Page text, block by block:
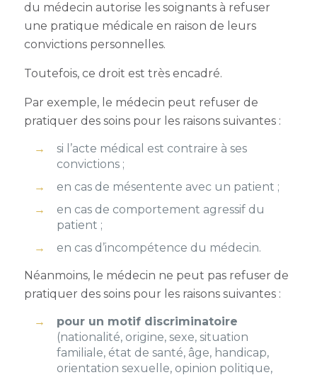
du médecin autorise les soignants à refuser
une pratique médicale en raison de leurs
convictions personnelles.
Toutefois, ce droit est très encadré.
Par exemple, le médecin peut refuser de
pratiquer des soins pour les raisons suivantes :
si l’acte médical est contraire à ses
convictions ;
en cas de mésentente avec un patient ;
en cas de comportement agressif du
patient ;
en cas d’incompétence du médecin.
Néanmoins, le médecin ne peut pas refuser de
pratiquer des soins pour les raisons suivantes :
pour un motif discriminatoire
(nationalité, origine, sexe, situation
familiale, état de santé, âge, handicap,
orientation sexuelle, opinion politique,